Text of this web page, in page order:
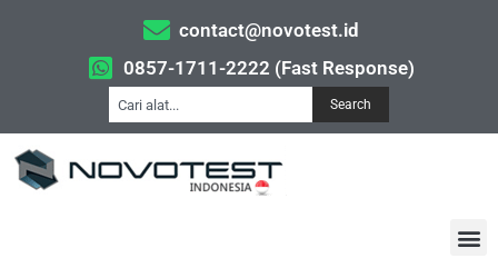
contact@novotest.id
0857-1711-2222 (Fast Response)
Search